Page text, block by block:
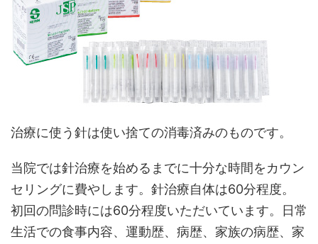
治療に使う針は使い捨ての消毒済みのものです。
当院では針治療を始めるまでに十分な時間をカウン
セリングに費やします。針治療自体は60分程度。
初回の問診時には60分程度いただいています。日常
生活での食事内容、運動歴、病歴、家族の病歴、家